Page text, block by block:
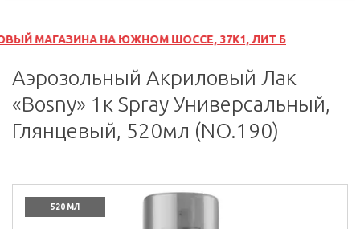
НА ЮЖНОМ ШОССЕ, 37К1, ЛИТ Б
Аэрозольный Акриловый Лак
«Bosny» 1к Spray Универсальный,
Глянцевый, 520мл (NO.190)
520 МЛ